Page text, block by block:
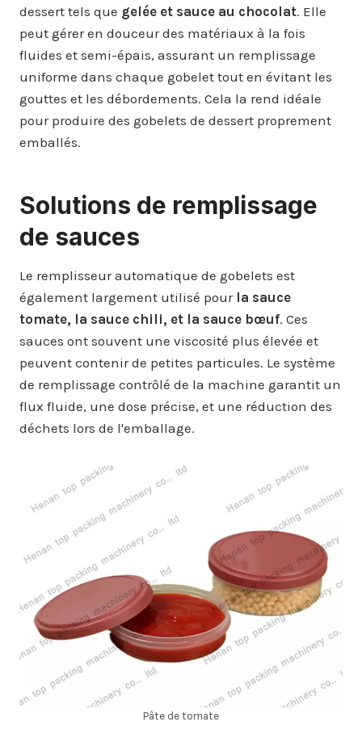
dessert tels que gelée et sauce au chocolat. Elle
peut gérer en douceur des matériaux à la fois
fluides et semi-épais, assurant un remplissage
uniforme dans chaque gobelet tout en évitant les
gouttes et les débordements. Cela la rend idéale
pour produire des gobelets de dessert proprement
emballés.
Solutions de remplissage
de sauces
Le remplisseur automatique de gobelets est
également largement utilisé pour la sauce
tomate, la sauce chili, et la sauce bœuf. Ces
sauces ont souvent une viscosité plus élevée et
peuvent contenir de petites particules. Le système
de remplissage contrôlé de la machine garantit un
flux fluide, une dose précise, et une réduction des
déchets lors de l'emballage.
Pâte de tomate